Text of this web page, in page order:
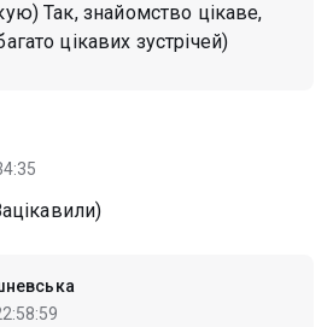
Так, знайомство цікаве,
цікавих зустрічей)